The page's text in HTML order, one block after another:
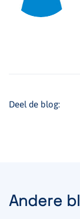
Deel de blog:
Andere